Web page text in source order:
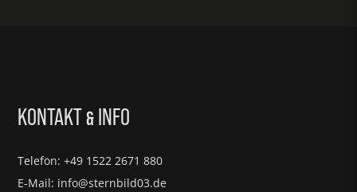
KONTAKT& INFO
Telefon: +49 1522 2671 880
E-Mail: info@sternbild03.de